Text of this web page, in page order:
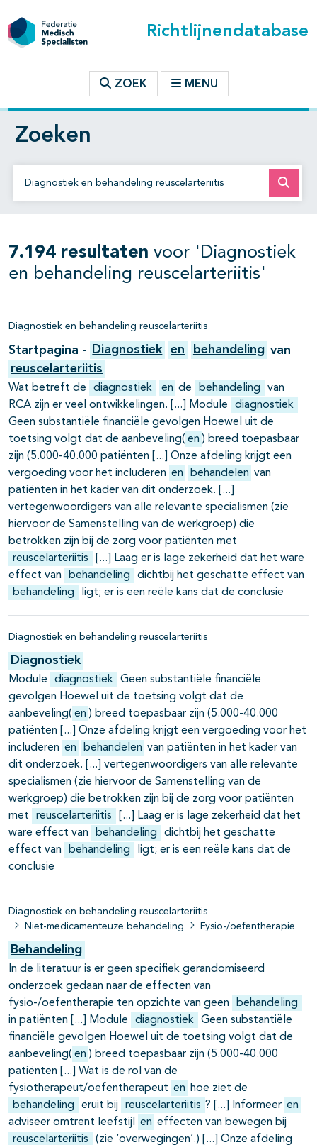
Richtlijnendatabase
ZOEK MENU
Zoeken
7.194 resultaten voor 'Diagnostiek
en behandeling reuscelarteriitis'
Diagnostiek en behandeling reuscelarteriitis
Startpagina - Diagnostiek en behandeling van
reuscelarteriitis
Wat betreft de diagnostiek en de behandeling
van
RCA zijn er veel ontwikkelingen.
Module
diagnostiek
Geen substantiële financiële gevolgen Hoewel uit de
toetsing volgt dat de aanbeveling( en ) breed toepasbaar
zijn (5.000-40.000 patiënten
Onze afdeling krijgt een
vergoeding voor het includeren en behandelen van
patiënten in het kader van dit onderzoek.
vertegenwoordigers van alle relevante specialismen (zie
hiervoor de Samenstelling van de werkgroep) die
betrokken zijn bij de zorg voor patiënten met
reuscelarteriitis
Laag er is lage zekerheid dat het ware
effect van
behandeling
dichtbij het geschatte effect van
behandeling
ligt; er is een reële kans dat de conclusie
Diagnostiek en behandeling reuscelarteriitis
Diagnostiek
Module diagnostiek
Geen substantiële financiële
gevolgen Hoewel uit de toetsing volgt dat de
aanbeveling( en ) breed toepasbaar zijn (5.000-40.000
patiënten
Onze afdeling krijgt een vergoeding voor het
includeren en behandelen van patiënten in het kader van
dit onderzoek.
vertegenwoordigers van alle relevante
specialismen (zie hiervoor de Samenstelling van de
werkgroep) die betrokken zijn bij de zorg voor patiënten
met
reuscelarteriitis
Laag er is lage zekerheid dat het
ware effect van
behandeling
dichtbij het geschatte
effect van
behandeling
ligt; er is een reële kans dat de
conclusie
Diagnostiek en behandeling reuscelarteriitis
Niet-medicamenteuze behandeling
Fysio-/oefentherapie
Behandeling
In de literatuur is er geen specifiek gerandomiseerd
onderzoek gedaan naar de effecten van
fysio-/oefentherapie ten opzichte van geen
behandeling
in patiënten
Module diagnostiek
Geen substantiële
financiële gevolgen Hoewel uit de toetsing volgt dat de
aanbeveling( en ) breed toepasbaar zijn (5.000-40.000
patiënten
Wat is de rol van de
fysiotherapeut/oefentherapeut en
hoe ziet de
behandeling
eruit bij reuscelarteriitis ? Informeer en
adviseer omtrent leefstijl
en effecten van bewegen bij
reuscelarteriitis
(zie ‘overwegingen’.)
Onze afdeling